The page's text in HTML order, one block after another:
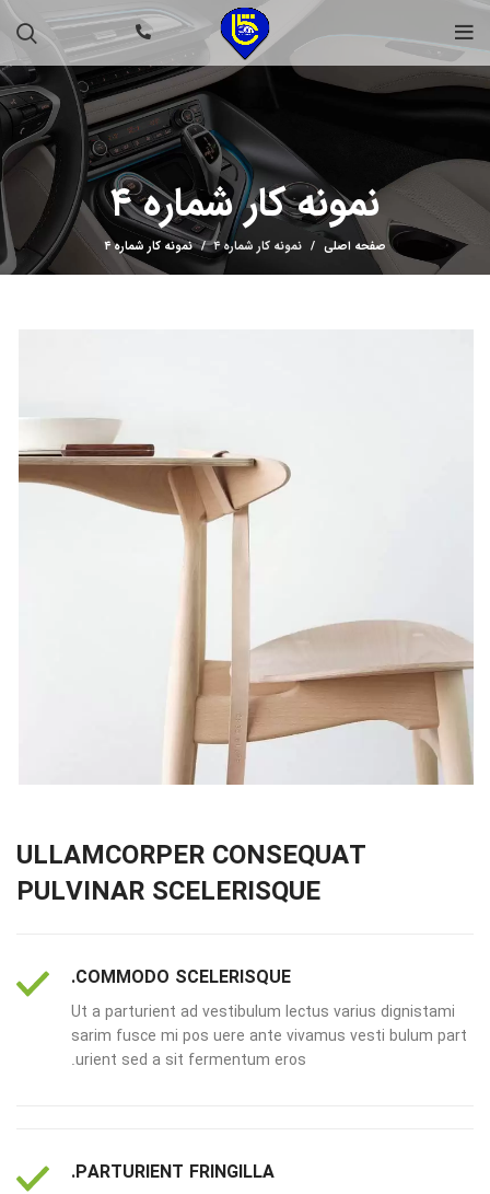
نمونه کار شماره ۴
صفحه اصلی نمونه کار شماره ۴ نمونه کار شماره ۴
ULLAMCORPER CONSEQUAT
PULVINAR SCELERISQUE
COMMODO SCELERISQUE.
Ut a parturient ad vestibulum lectus varius dignistami
sarim fusce mi pos uere ante vivamus vesti bulum part
urient sed a sit fermentum eros.
PARTURIENT FRINGILLA.